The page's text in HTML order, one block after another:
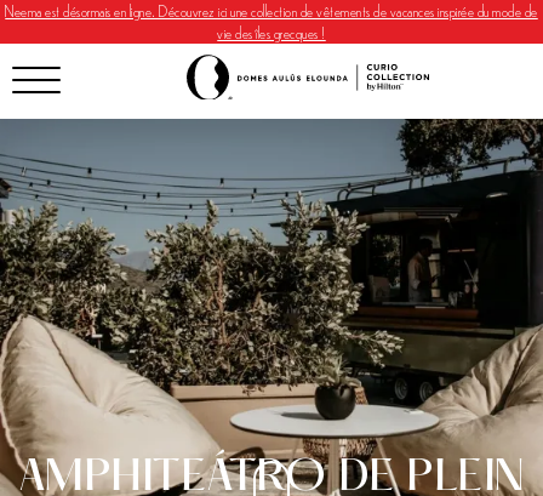
Neema est désormais en ligne. Découvrez ici une collection de vêtements de vacances inspirée du mode de
vie des îles grecques !
AMPHITEÁTRO DE PLEIN